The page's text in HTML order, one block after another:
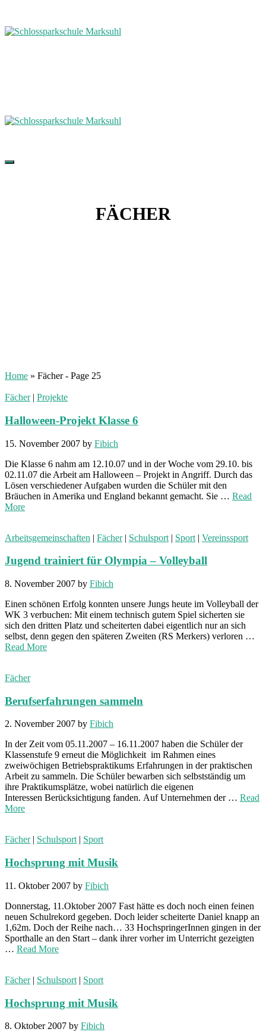
FÄCHER
Home » Fächer- Page 25
Fächer| Projekte
Halloween-Projekt Klasse 6
15. November 2007 by Fibich
Die Klasse 6 nahm am 12.10.07 und in der Woche vom 29.10. bis
02.11.07 die Arbeit am Halloween – Projekt in Angriff. Durch das
Lösen verschiedener Aufgaben wurden die Schüler mit den
Bräuchen in Amerika und England bekannt gemacht. Sie … Read
More
Arbeitsgemeinschaften | Fächer| Schulsport | Sport | Vereinssport
Jugend trainiert für Olympia – Volleyball
8. November 2007 by Fibich
Einen schönen Erfolg konnten unsere Jungs heute im Volleyball der
WK 3 verbuchen: Mit einem technisch gutem Spiel sicherten sie
sich den dritten Platz und scheiterten dabei eigentlich nur an sich
selbst, denn gegen den späteren Zweiten (RS Merkers) verloren …
Read More
Fächer
Berufserfahrungen sammeln
2. November 2007 by Fibich
In der Zeit vom 05.11.2007 – 16.11.2007 haben die Schüler der
Klassenstufe 9 erneut die Möglichkeit im Rahmen eines
zweiwöchigen Betriebspraktikums Erfahrungen in der praktischen
Arbeit zu sammeln. Die Schüler bewarben sich selbstständig um
ihre Praktikumsplätze, wobei natürlich die eigenen
Interessen Berücksichtigung fanden. Auf Unternehmen der … Read
More
Fächer| Schulsport| Sport
Hochsprung mit Musik
11. Oktober 2007 by Fibich
Donnerstag, 11.Oktober 2007 Fast hätte es doch noch einen feinen
neuen Schulrekord gegeben. Doch leider scheiterte Daniel knapp an
1,62m. Doch der Reihe nach… 33 HochspringerInnen gingen in der
Sporthalle an den Start – dank ihrer vorher im Unterricht gezeigten
… Read More
Fächer| Schulsport | Sport
Hochsprung mit Musik
8. Oktober 2007 by Fibich